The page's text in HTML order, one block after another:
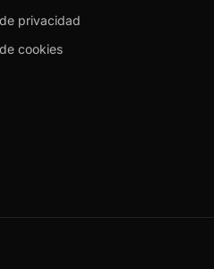
privacidad
cookies